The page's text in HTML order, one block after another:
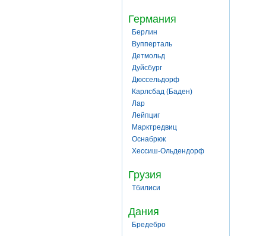
Германия
Берлин
Вупперталь
Детмольд
Дуйсбург
Дюссельдорф
Карлсбад (Баден)
Лар
Лейпциг
Марктредвиц
Оснабрюк
Хессиш-Ольдендорф
Грузия
Тбилиси
Дания
Бредебро